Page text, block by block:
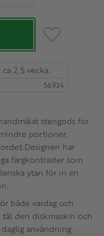
Lägg till i
2,5 vecka.
56934
stengods för
portioner,
har
färgkontraster som
ytan för in en
både vardag och
den diskmaskin och
användning.